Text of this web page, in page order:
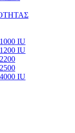
IU
IU
IU